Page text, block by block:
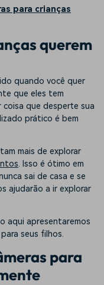
para crianças
querem
quando você quer
que eles tem
coisa que desperte sua
prático é bem
mais de explorar
. Isso é ótimo em
sai de casa e se
ajudarão a ir explorar
aqui apresentaremos
seus filhos.
para